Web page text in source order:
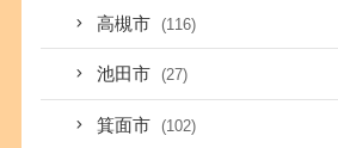
高槻市 (116)
池田市 (27)
箕面市 (102)